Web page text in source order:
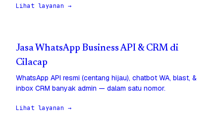
Lihat layanan →
Jasa WhatsApp Business API & CRM di
Cilacap
WhatsApp API resmi (centang hijau), chatbot WA, blast, &
inbox CRM banyak admin — dalam satu nomor.
Lihat layanan →